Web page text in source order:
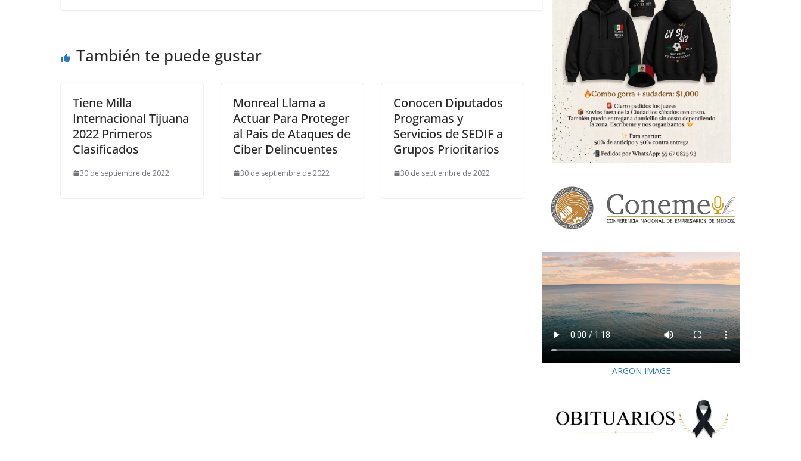
También te puede gustar
Tiene Milla
Internacional Tijuana
2022 Primeros
Clasificados
30 de septiembre de 2022
Monreal Llama a
Actuar Para Proteger
al Pais de Ataques de
Ciber Delincuentes
30 de septiembre de 2022
Conocen Diputados
Programas y
Servicios de SEDIF a
Grupos Prioritarios
30 de septiembre de 2022
ARGON IMAGE